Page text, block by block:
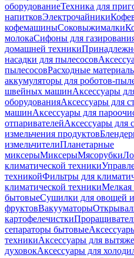
оборудованиеТехника для
напитковЭлектрочайники
кофемашиныСоковыжималки
молокаСифоны для
домашней техники
насадки для пылесосов
пылесосовРасходные
аккумуляторы для роботов-
швейных машинАксессуары
оборудованияАксессуары для
машинАксессуары для
отпаривателейАксессуары для
измельчения продуктов
измельчителиПланетарные
миксерыМиксерыМясорубки
климатической техники
техникойФильтры для
климатической техникиМелкая
бытовыеСушилки для овощей и
фруктовВакууматоры
картофелечистки
сепараторы бытовые
техникиАксессуары для
духовокАксессуары для